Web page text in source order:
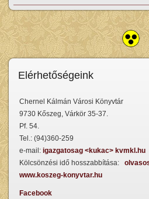
Elérhetőségeink
Chernel Kálmán Városi Könyvtár
9730 Kőszeg, Várkör 35-37.
Pf. 54.
Tel.: (94)360-259
e-mail: igazgatosag <kukac> kvmkl.hu
Kölcsönzési idő hosszabbítása:
www.koszeg-konyvtar.hu
Facebook